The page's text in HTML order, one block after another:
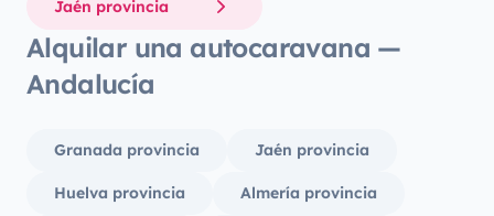
Jaén provincia
Alquilar una autocaravana —
Andalucía
Granada provincia Jaén provincia
Huelva provincia Almería provincia